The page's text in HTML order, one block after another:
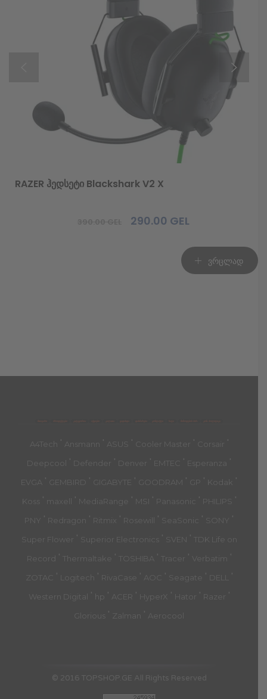
ვრცლად
RAZER ჰედსეტი Blackshark V2 X
390.00 GEL.
290.00 GEL
is:
290.00 GEL.
მთავარი კალათა
A4Tech ' Ansmann ' ASUS ' Cooler Master ' Corsair '
Deepcool ' Defender ' Denver ' EMTEC ' Esperanza '
EVGA ' GEMBIRD ' GIGABYTE ' GOODRAM ' GP ' Kodak '
Koss ' maxell ' MediaRange ' MSI ' Panasonic ' PHILIPS '
PNY ' Redragon ' Ritmix ' Rosewill ' SeaSonic ' SONY '
Super Flower ' Superior Electronics ' SVEN ' TDK Life on
Record ' Thermaltake ' TOSHIBA ' Tracer ' Verbatim '
ZOTAC ' Logitech ' RivaCase ' AOC ' Seagate ' DELL '
Western Digital ' hp ' ACER ' HyperX ' Hator ' Razer '
Glorious ' Zalman ' Aerocool
© 2016 TOPSHOP.GE All Rights Reserved